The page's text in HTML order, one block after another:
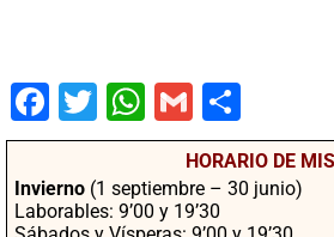
Fac
ebo
Twit
ter
Wha
tsA
pp
Gm
ail
mpa
rtir
HORARIO DE
Invierno (1 septiembre – 30 junio)
Laborables: 9’00 y 19’30